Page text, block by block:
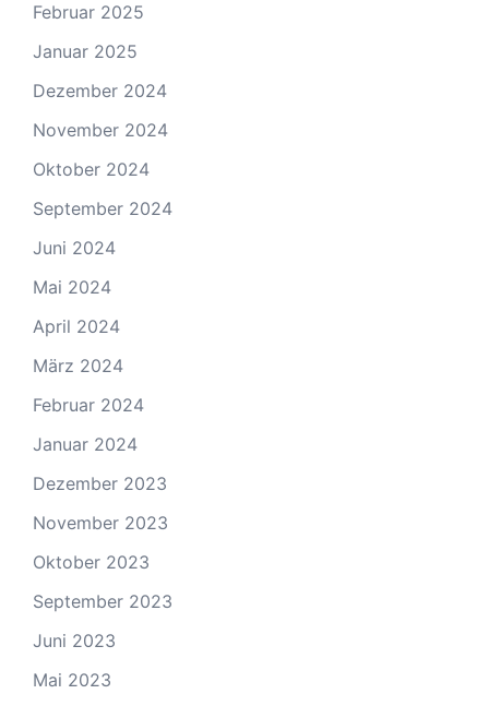
Februar 2025
Januar 2025
Dezember 2024
November 2024
Oktober 2024
September 2024
Juni 2024
Mai 2024
April 2024
März 2024
Februar 2024
Januar 2024
Dezember 2023
November 2023
Oktober 2023
September 2023
Juni 2023
Mai 2023